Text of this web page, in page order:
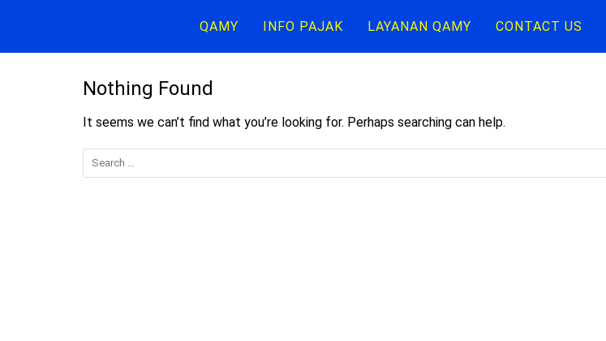
content
QAMY INFO PAJAK LAYANAN QAMY CONTACT US
Nothing Found
It seems we can’t find what you’re looking for. Perhaps searching can help.
Search
for: